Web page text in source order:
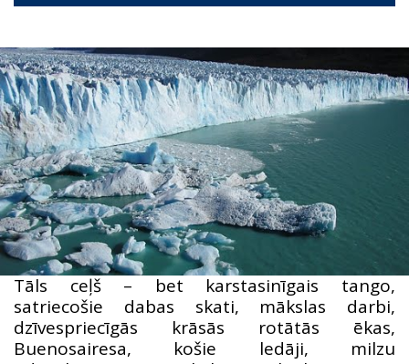
Tāls ceļš – bet karstasinīgais tango,
satriecošie dabas skati, mākslas darbi,
dzīvespriecīgās krāsās rotātās ēkas,
Buenosairesa, košie ledāji, milzu